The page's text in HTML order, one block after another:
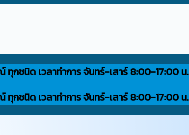
ทุกชนิด เวลาทำการ จันทร์-เสาร์ 8:00-17:00 น.
ทุกชนิด เวลาทำการ จันทร์-เสาร์ 8:00-17:00 น.